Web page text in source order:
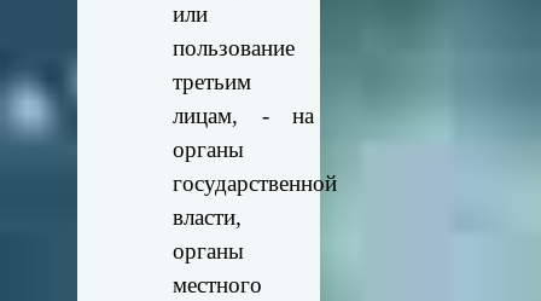
или
пользование
третьим
лицам, - на
органы
государственной
власти,
органы
местного